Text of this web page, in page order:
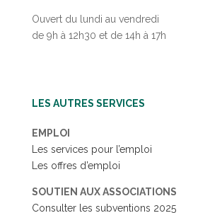
Ouvert du lundi au vendredi
de 9h à 12h30 et de 14h à 17h
LES AUTRES SERVICES
EMPLOI
Les services pour l’emploi
Les offres d’emploi
SOUTIEN AUX ASSOCIATIONS
Consulter les subventions 2025